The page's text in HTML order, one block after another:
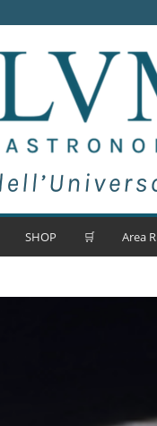
SHOP 🛒 Area